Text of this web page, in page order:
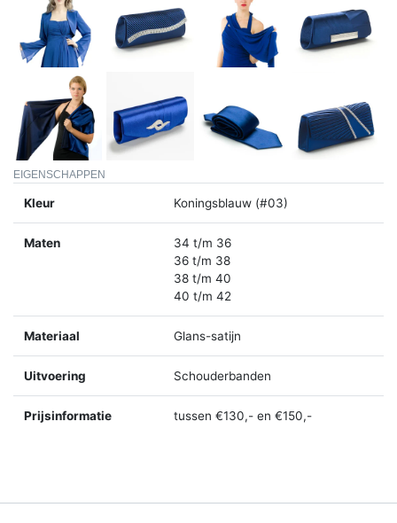
EIGENSCHAPPEN
Kleur Koningsblauw (#03)
Maten
34 t/m 36
36 t/m 38
38 t/m 40
40 t/m 42
Materiaal Glans-satijn
Uitvoering Schouderbanden
Prijsinformatie tussen €130,- en €150,-